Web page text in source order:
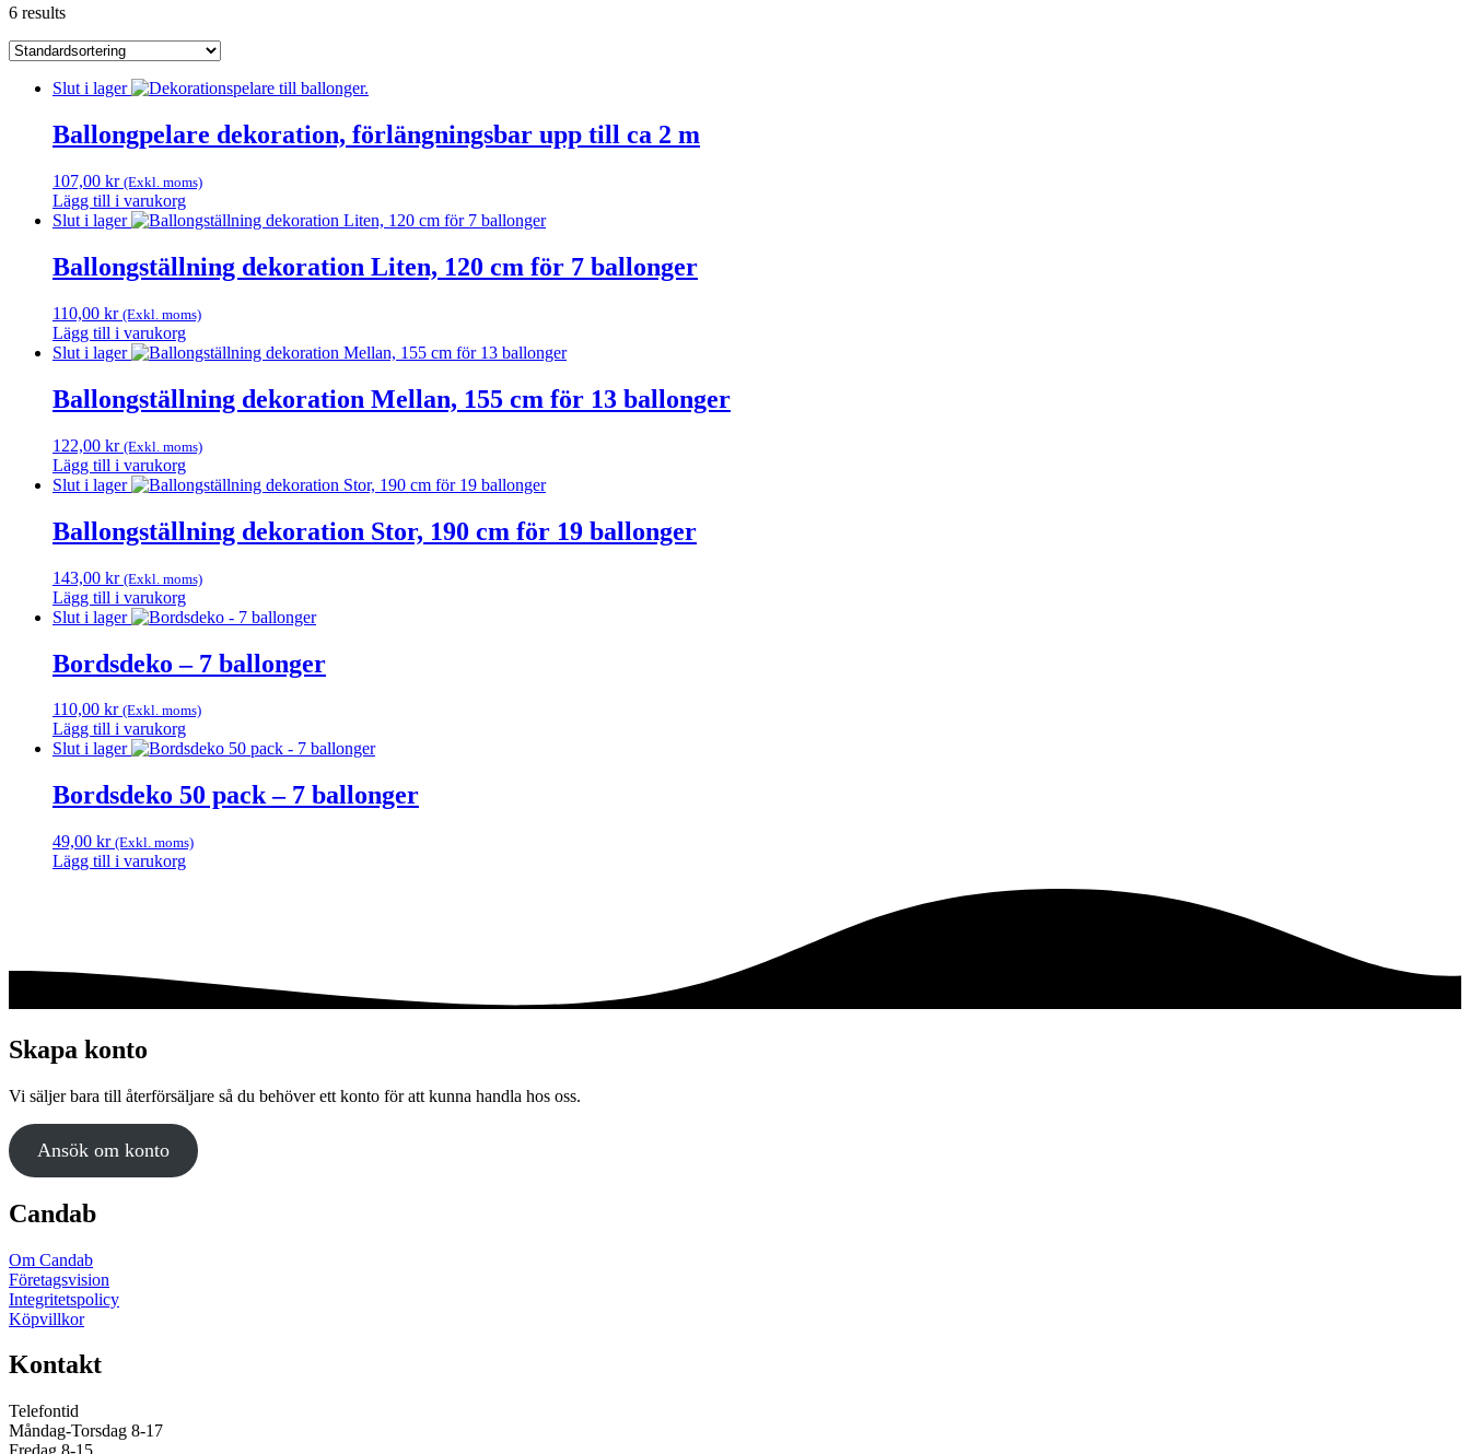
6 results
Slut i lager
Ballongpelare dekoration, förlängningsbar upp till ca 2 m
107,00 kr (Exkl. moms)
Lägg till i varukorg
Slut i lager
Ballongställning dekoration Liten, 120 cm för 7 ballonger
110,00 kr (Exkl. moms)
Lägg till i varukorg
Slut i lager
Ballongställning dekoration Mellan, 155 cm för 13 ballonger
122,00 kr (Exkl. moms)
Lägg till i varukorg
Slut i lager
Ballongställning dekoration Stor, 190 cm för 19 ballonger
143,00 kr (Exkl. moms)
Lägg till i varukorg
Slut i lager
Bordsdeko – 7 ballonger
110,00 kr (Exkl. moms)
Lägg till i varukorg
Slut i lager
Bordsdeko 50 pack – 7 ballonger
49,00 kr (Exkl. moms)
Lägg till i varukorg
Skapa konto
Vi säljer bara till återförsäljare så du behöver ett konto för att kunna handla hos oss.
Ansök om konto
Candab
Om Candab
Företagsvision
Integritetspolicy
Köpvillkor
Kontakt
Telefontid
Måndag-Torsdag 8-17